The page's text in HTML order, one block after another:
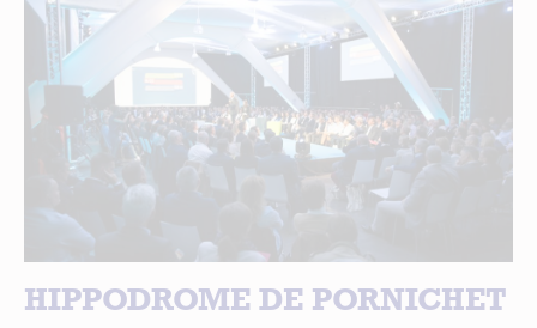
HIPPODROME DE PORNICHET